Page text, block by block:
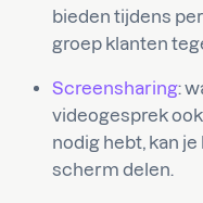
bieden tijdens
groep klanten
Screensharing:
videogesprek
nodig hebt, kan
scherm delen.